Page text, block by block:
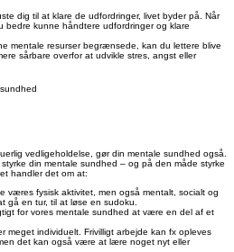
dig til at klare de udfordringer, livet byder på. Når
bedre kunne håndtere udfordringer og klare
mentale resurser begrænsede, kan du lettere blive
sårbare overfor at udvikle stres, angst eller
vedligeholdelse, gør din mentale sundhed også.
din mentale sundhed – og på den måde styrke
handler det om at:
væres fysisk aktivitet, men også mentalt, socialt og
gå en tur, til at løse en sudoku.
for vores mentale sundhed at være en del af et
meget individuelt. Frivilligt arbejde kan fx opleves
det kan også være at lære noget nyt eller